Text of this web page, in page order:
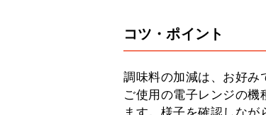
コツ・ポイント
調味料の加減は、お好み
ご使用の電子レンジの
ます。様子を確認しなが